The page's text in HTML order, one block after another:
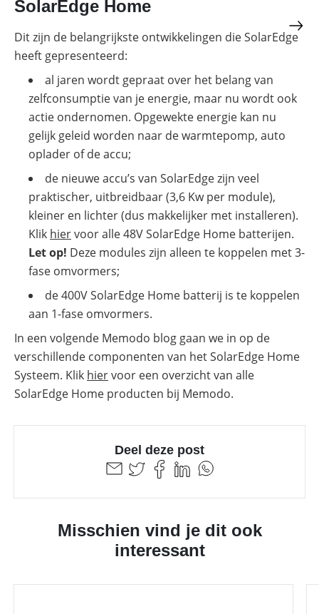
SolarEdge Home
Dit zijn de belangrijkste ontwikkelingen die SolarEdge
heeft gepresenteerd:
al jaren wordt gepraat over het belang van
zelfconsumptie van je energie, maar nu wordt ook
actie ondernomen. Opgewekte energie kan nu
gelijk geleid worden naar de warmtepomp, auto
oplader of de accu;
de nieuwe accu’s van SolarEdge zijn veel
praktischer, uitbreidbaar (3,6 Kw per module),
kleiner en lichter (dus makkelijker met installeren).
Klik hiervoor alle 48V SolarEdge Home batterijen.
Let op! Deze modules zijn alleen te koppelen met 3-
fase omvormers;
de 400V SolarEdge Home batterij is te koppelen
aan 1-fase omvormers.
In een volgende Memodo blog gaan we in op de
verschillende componenten van het SolarEdge Home
Systeem. Klik hiervoor een overzicht van alle
SolarEdge Home producten bij Memodo.
Deel deze post
Misschien vind je dit ook
interessant